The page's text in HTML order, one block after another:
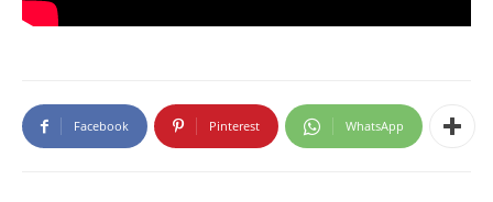
Facebook Pinterest WhatsApp